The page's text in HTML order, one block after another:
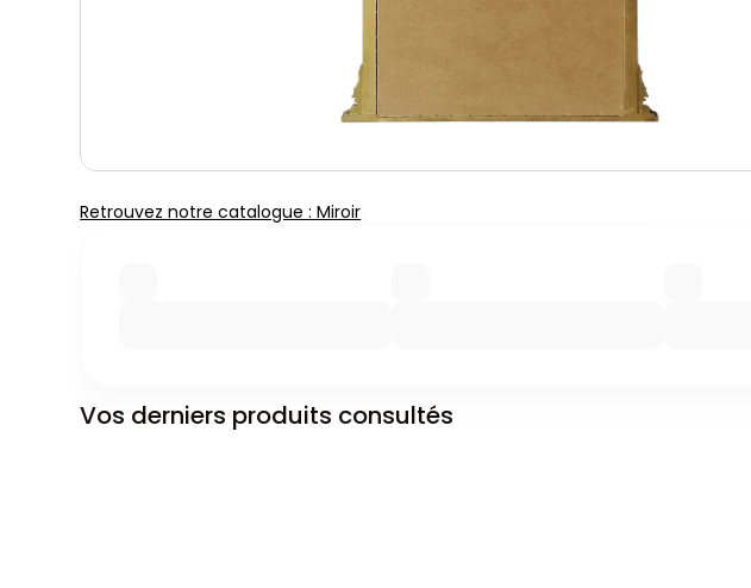
Retrouvez notre catalogue : Miroir
Vos derniers produits consultés